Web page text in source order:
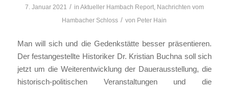
7. Januar 2021 / in Aktueller Hambach Report, Nachrichten vom
Hambacher Schloss / von Peter Hain
Man will sich und die Gedenkstätte besser präsentieren.
Der festangestellte Historiker Dr. Kristian Buchna soll sich
jetzt um die Weiterentwicklung der Dauerausstellung, die
historisch-politischen Veranstaltungen und die